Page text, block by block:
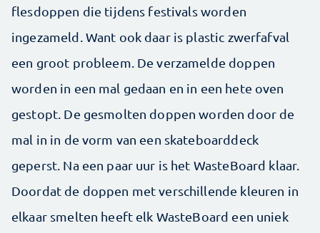
flesdoppen die tijdens festivals worden
ingezameld. Want ook daar is plastic zwerfafval
een groot probleem. De verzamelde doppen
worden in een mal gedaan en in een hete oven
gestopt. De gesmolten doppen worden door de
mal in in de vorm van een skateboarddeck
geperst. Na een paar uur is het WasteBoard klaar.
Doordat de doppen met verschillende kleuren in
elkaar smelten heeft elk WasteBoard een uniek